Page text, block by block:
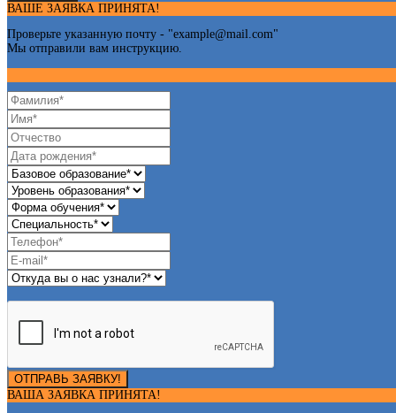
ВАШЕ ЗАЯВКА ПРИНЯТА!
Проверьте указанную почту - "example@mail.com"
Мы отправили вам инструкцию.
ОТПРАВЬ ЗАЯВКУ!
ВАША ЗАЯВКА ПРИНЯТА!